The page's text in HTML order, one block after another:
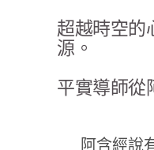
超越時空的
源。
平實導師從
阿含經說